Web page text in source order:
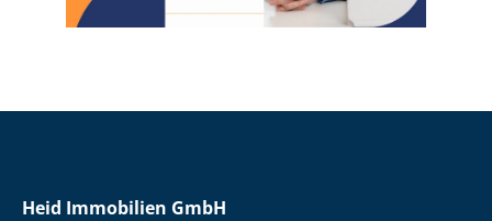
Heid Immobilien GmbH